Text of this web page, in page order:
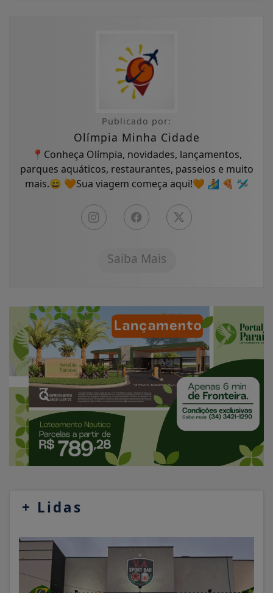
Publicado por:
Olímpia Minha Cidade
📍Conheça Olímpia, novidades, lançamentos,
parques aquáticos, restaurantes, passeios e muito
mais.😄 🧡Sua viagem começa aqui!🧡 🏄 🍕 🛩
Saiba Mais
+ Lidas